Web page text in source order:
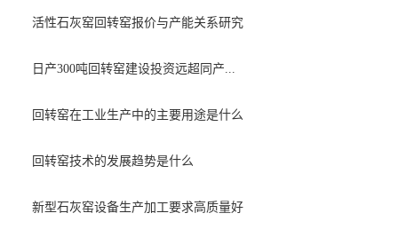
活性石灰窑回转窑报价与产能关系研究
日产300吨回转窑建设投资远超同产...
回转窑在工业生产中的主要用途是什么
回转窑技术的发展趋势是什么
新型石灰窑设备生产加工要求高质量好